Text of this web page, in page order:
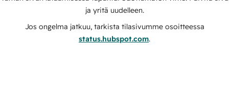
ja yritä uudelleen.
Jos ongelma jatkuu, tarkista tilasivumme osoitteessa
status.hubspot.com.